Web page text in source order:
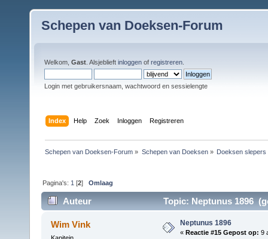
Schepen van Doeksen-Forum
Welkom, Gast . Alsjeblieft inloggen of registreren
Login met gebruikersnaam, wachtwoord en sessielengte
Index Help Zoek Inloggen Registreren
Schepen van Doeksen-Forum » Schepen van Doeksen» Doeksen slepers
Pagina's: 1 [2]Omlaag
Auteur Topic: Neptunus 1896
Wim Vink Neptunus 1896
« Reactie #15 Gepost op: 9